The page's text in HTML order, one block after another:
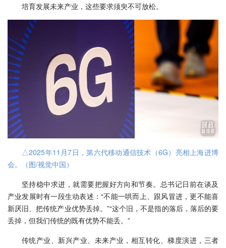
培育发展未来产业，这些要求须臾不可放松。
△2025年11月7日，第六代移动通信技术（6G）亮相上海进博
会。（图/视觉中国）
坚持稳中求进，就需要把握好方向和节奏。总书记日前在谈及
产业发展时有一段生动表述：“不能一哄而上、跟风冒进，更不能喜
新厌旧、把传统产业优势丢掉。”“这个旧，不是指的落后，落后的要
丢掉，但我们传统的既有优势不能丢。”
传统产业、新兴产业、未来产业，相互转化、梯度演进，三者